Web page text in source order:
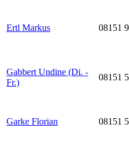
Ertl Markus 08151
Gabbert Undine (Di. -
Fr.)
08151
Garke Florian 08151